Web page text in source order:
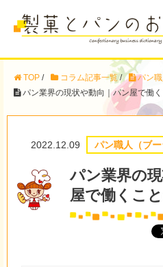
TOP / コラム記事一覧 / パン職
パン業界の現状や動向｜パン屋で働
2022.12.09 パン職人（ブー
パン業界の
屋で働くこ